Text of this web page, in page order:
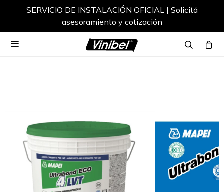
SERVICIO DE INSTALACIÓN OFICIAL | Solicitá
asesoramiento y cotización
